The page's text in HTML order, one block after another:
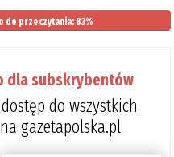
do przeczytania: 83%
dla subskrybentów
do wszystkich
gazetapolska.pl